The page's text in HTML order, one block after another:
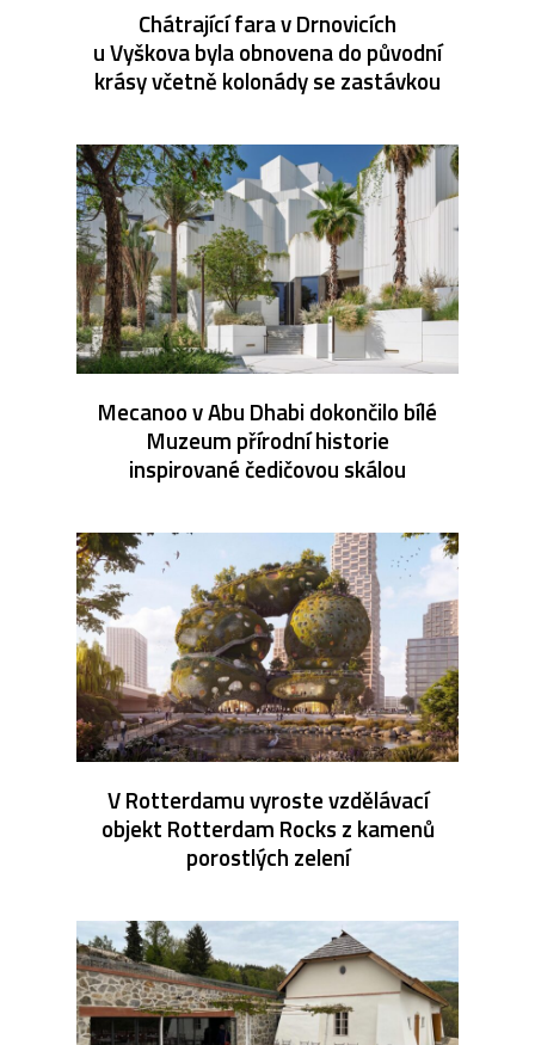
Chátrající fara v Drnovicích
u Vyškova byla obnovena do původní
krásy včetně kolonády se zastávkou
Mecanoo v Abu Dhabi dokončilo bílé
Muzeum přírodní historie
inspirované čedičovou skálou
V Rotterdamu vyroste vzdělávací
objekt Rotterdam Rocks z kamenů
porostlých zelení